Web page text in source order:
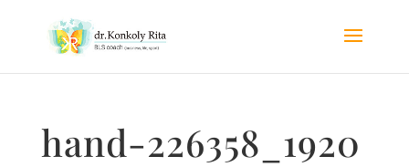
hand-226358_1920